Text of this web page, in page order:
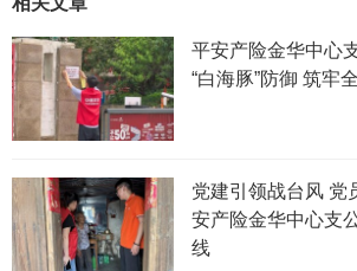
平安产险金华中心
“白海豚”防御 筑牢
党建引领战台风
安产险金华中心支
线